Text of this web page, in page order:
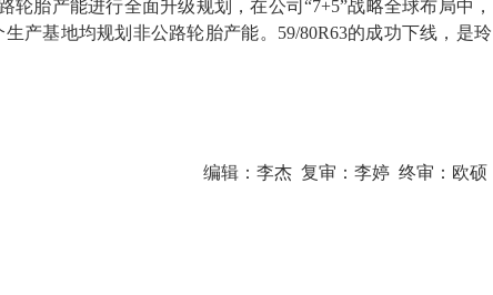
轮胎产能进行全面升级规划，在公司“7+5”战略全球布局中，
产基地均规划非公路轮胎产能。59/80R63的成功下线，是玲
编辑：李杰 复审：李婷 终审：欧硕